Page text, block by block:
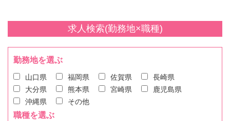
求人検索(勤務地×職種)
勤務地を選ぶ
山口県 福岡県 佐賀県
長崎県
大分県
熊本県 宮崎県
鹿児島県
沖縄県
その他
職種を選ぶ